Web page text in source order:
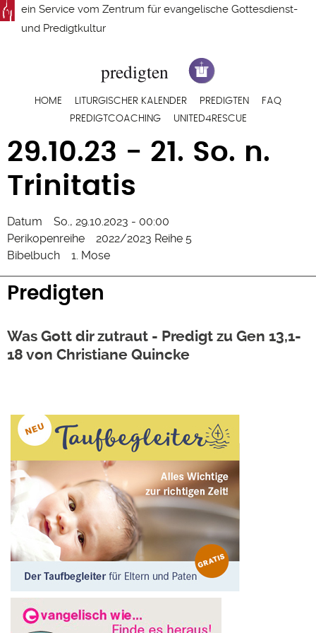
Direkt
zum
ein Service vom Zentrum für evangelische Gottesdienst-
und Predigtkultur
Hauptnavigation
HOME LITURGISCHER KALENDER PREDIGTEN
FAQ
PREDIGTCOACHING
UNITED4RESCUE
29.10.23 - 21. So. n.
Trinitatis
Datum
So., 29.10.2023 - 00:00
Perikopenreihe
2022/2023 Reihe 5
Bibelbuch
1. Mose
Predigten
Was Gott dir zutraut - Predigt zu Gen 13,1-
18 von Christiane Quincke